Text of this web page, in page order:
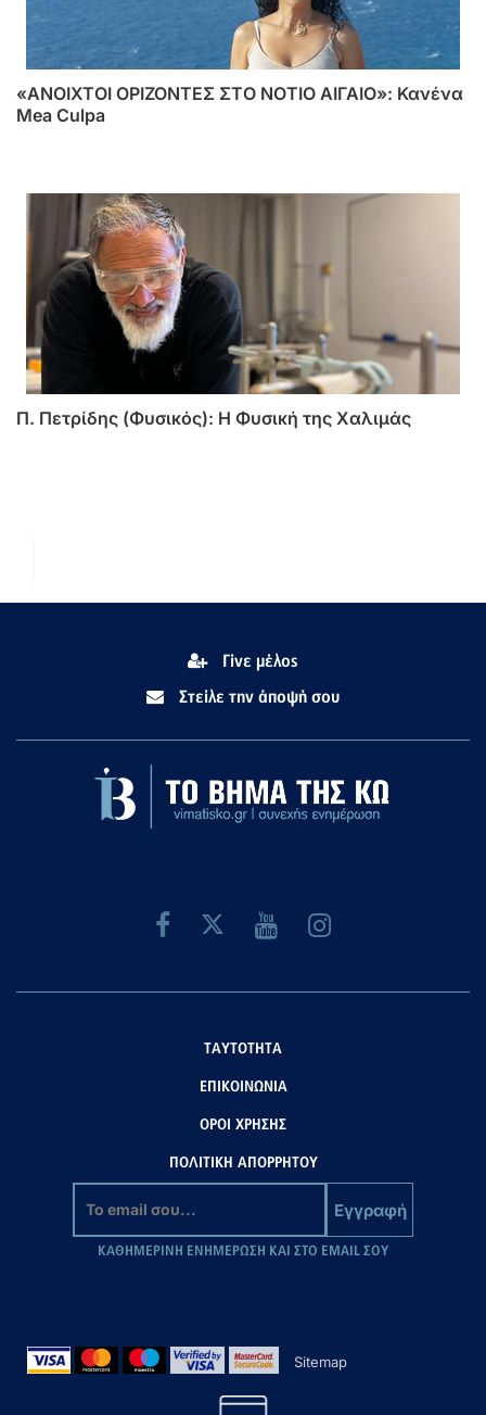
«ΑΝΟΙΧΤΟΙ ΟΡΙΖΟΝΤΕΣ ΣΤΟ ΝΟΤΙΟ ΑΙΓΑΙΟ»: Κανένα
Mea Culpa
Π. Πετρίδης (Φυσικός): Η Φυσική της Χαλιμάς
Γίνε μέλος
Στείλε την άποψή σου
ΤΑΥΤΟΤΗΤΑ
ΕΠΙΚΟΙΝΩΝΙΑ
ΟΡΟΙ ΧΡΗΣΗΣ
ΠΟΛΙΤΙΚΗ ΑΠΟΡΡΗΤΟΥ
Εγγραφή
ΚΑΘΗΜΕΡΙΝΗ ΕΝΗΜΕΡΩΣΗ ΚΑΙ ΣΤΟ EMAIL ΣΟΥ
Sitemap